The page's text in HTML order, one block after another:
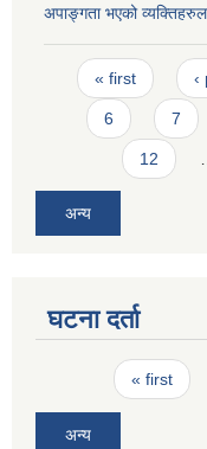
अपाङ्गता भएको
Pages
« first ‹
6 7
12
अन्य
घटना दर्ता
Pages« first
अन्य